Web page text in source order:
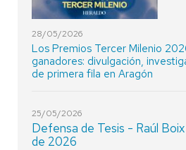
28/05/2026
Los Premios Tercer Milenio
ganadores: divulgación,
de primera fila en Aragón
25/05/2026
Defensa de Tesis - Raúl
de 2026